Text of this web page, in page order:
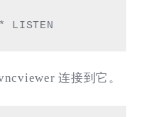
连接到它。